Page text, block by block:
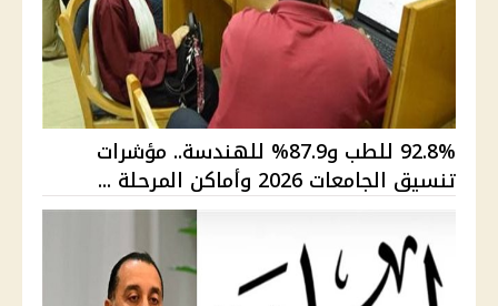
92.8% للطب و87.9% للهندسة.. مؤشرات
تنسيق الجامعات 2026 وأماكن المرحلة ...